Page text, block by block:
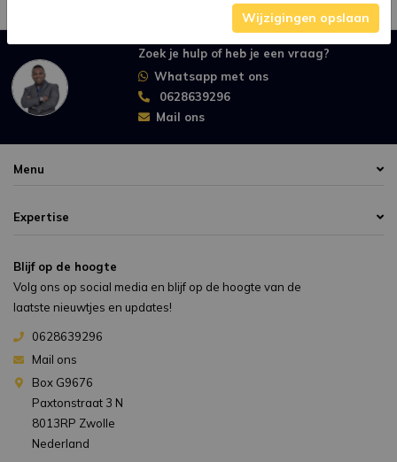
Zoek je hulp of heb je een vraag?
Whatsapp met ons
0628639296
Mail ons
Menu
Expertise
Blijf op de hoogte
Volg ons op social media en blijf op de hoogte van de
laatste nieuwtjes en updates!
0628639296
Mail ons
Box G9676
Paxtonstraat 3 N
8013RP Zwolle
Nederland
Wijzigingen opslaan